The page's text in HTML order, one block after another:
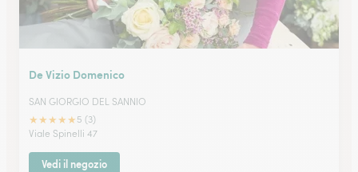
De Vizio Domenico
SAN GIORGIO DEL SANNIO
★★★★★ 5 (3)
Viale Spinelli 47
Vedi il negozio